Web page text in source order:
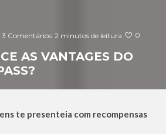
3 Comentários 2 minutos de leitura 0
AS VANTAGES DO
te presenteia com recompensas